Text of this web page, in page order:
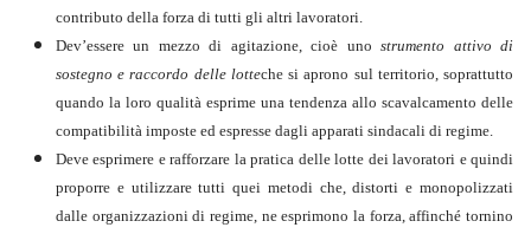
contributo della forza di tutti gli altri lavoratori.
Dev’essere un mezzo di agitazione, cioè unostrumento attivo di
sostegno e raccordo delle lotteche si aprono sul territorio, soprattutto
quando la loro qualità esprime una tendenza allo scavalcamento delle
compatibilità imposte ed espresse dagli apparati sindacali di regime.
Deve esprimere e rafforzare la pratica delle lotte dei lavoratori e quindi
proporre e utilizzare tutti quei metodi che, distorti e monopolizzati
dalle organizzazioni di regime, ne esprimono la forza, affinché tornino